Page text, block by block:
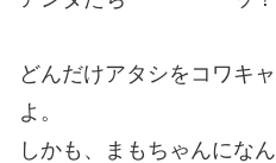
どんだけアタシをコワキ
よ。
しかも、まもちゃんにな